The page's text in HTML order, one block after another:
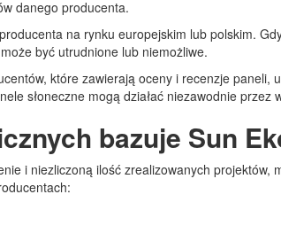
danego producenta.
na rynku europejskim lub polskim.
być utrudnione lub niemożliwe.
które zawierają oceny i recenzje
słoneczne mogą działać niezawodnie
bazuje Sun
i niezliczoną ilość zrealizowanych